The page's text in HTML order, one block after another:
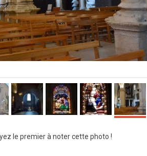
le premier à noter cette photo !